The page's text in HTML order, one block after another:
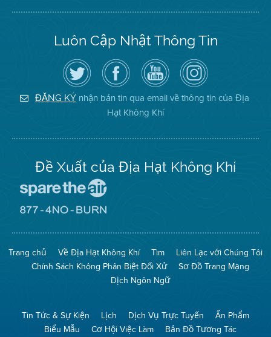
Luôn Cập Nhật Thông Tin
Hãy
theo
dõi
Địa
Hạt
Không
Truy
cập
Trang
Facebook
của
Địa
Hạt
Kênh
YouTube
của
Địa
Hạt
Không
Khí
Air
District
on
Instagram
ĐĂNG KÝ nhận bản tin qua email về thông tin của Địa
Hạt Không Khí
Đề Xuất của Địa Hạt Không Khí
The
(Bảo
Toàn
Không
Khí)
Mạng
No
Burn
(Không
Đốt)
Trang chủ Về Địa Hạt Không Khí Tìm
Liên Lạc với Chúng Tôi
Chính Sách Không Phân Biệt Đối Xử
Sơ Đồ Trang Mạng
Dịch Ngôn Ngữ
Tin Tức & Sự Kiện Lịch Dịch Vụ Trực Tuyến
Ấn Phẩm
Biểu Mẫu
Cơ Hội Việc Làm Bản Đồ Tương Tác